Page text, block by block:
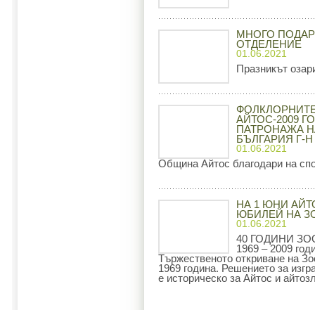
МНОГО
ОТДЕЛЕНИЕ
01.06.2021
Празникът
АЙТОС-2009
ПАТРОНАЖА
БЪЛГАРИЯ Г-
01.06.2021
Община Айтос благодари на
НА 1 ЮНИ
ЮБИЛЕЙ НА
01.06.2021
40 ГОДИНИ
1969 – 2009
Тържественото откриване на
1969 година. Решението за
е историческо за Айтос и